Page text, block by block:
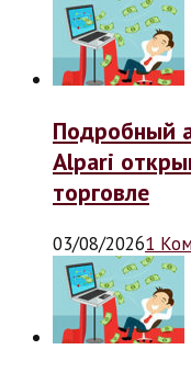
Подробный
Alpari
торговле
03/08/20261